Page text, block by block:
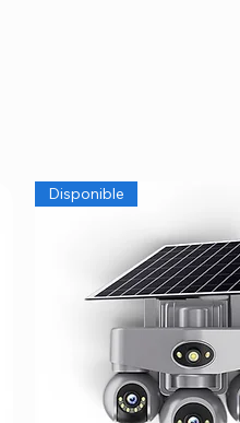
Disponible